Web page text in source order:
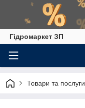
Гiдромаркет ЗП
Товари та послуги